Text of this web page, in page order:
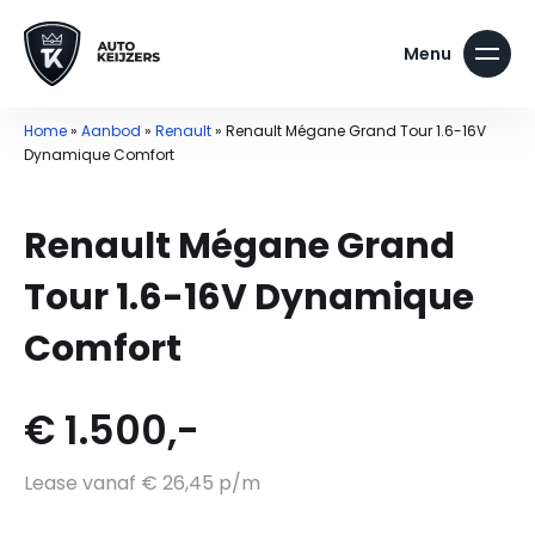
Home» Aanbod » Renault» Renault Mégane Grand Tour 1.6-16V
Dynamique Comfort
Renault Mégane Grand
Tour 1.6-16V Dynamique
Comfort
€ 1.500,-
Lease vanaf € 26,45 p/m